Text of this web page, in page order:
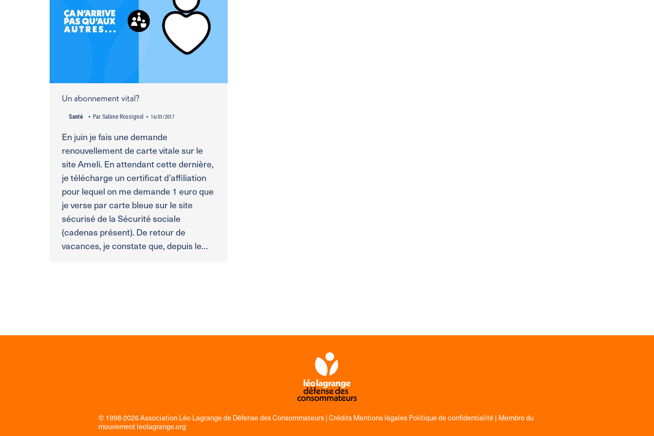
Un abonnement vital?
Santé Par Sabine Rossignol 16/01/2017
En juin je fais une demande
renouvellement de carte vitale sur le
site Ameli. En attendant cette dernière,
je télécharge un certificat d’affiliation
pour lequel on me demande 1 euro que
je verse par carte bleue sur le site
sécurisé de la Sécurité sociale
(cadenas présent). De retour de
vacances, je constate que, depuis le…
© 1998-2026 Association Léo Lagrange de Défense des Consommateurs | Crédits Mentions légales Politique de confidentialité | Membre du
mouvement leolagrange.org